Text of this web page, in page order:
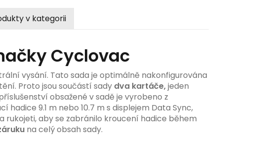
v kategorii
Cyclovac
vysání. Tato sada je optimálně nakonfigurována
Proto jsou součástí sadydva kartáče,jeden
obsažené v sadě je vyrobeno z
hadice 9.1 m nebo 10.7 m s displejem Data Sync,
aby se zabránilo kroucení hadice během
na celý obsah sady.